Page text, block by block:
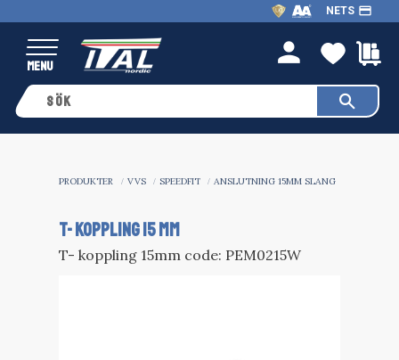
Meny
NETS payment
person
PRODUKTER VVS SPEEDFIT ANSLUTNING 15MM SLANG
T- KOPPLING 15 MM
T- koppling 15mm code: PEM0215W